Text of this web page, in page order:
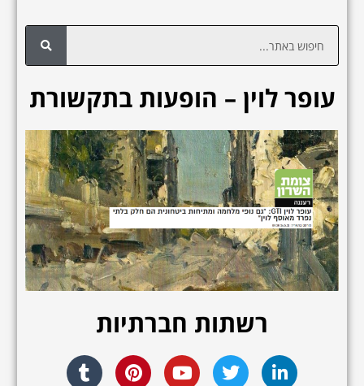
עופר לוין – הופעות בתקשורת
רשתות חברתיות
L
i
T
w
Y
o
P
i
T
u